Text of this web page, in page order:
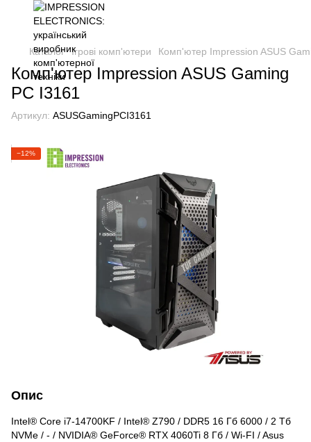
Каталог Ігрові комп'ютери Комп'ютер Impression ASUS
Комп'ютер Impression ASUS Gaming
PC I3161
Артикул: ASUSGamingPCI3161
−12%
Опис
Intel® Core i7-14700KF / Intel® Z790 / DDR5 16 Гб 6000 / 2 Тб
NVMe / - / NVIDIA® GeForce® RTX 4060Ti 8 Гб / Wi-FI / Asus